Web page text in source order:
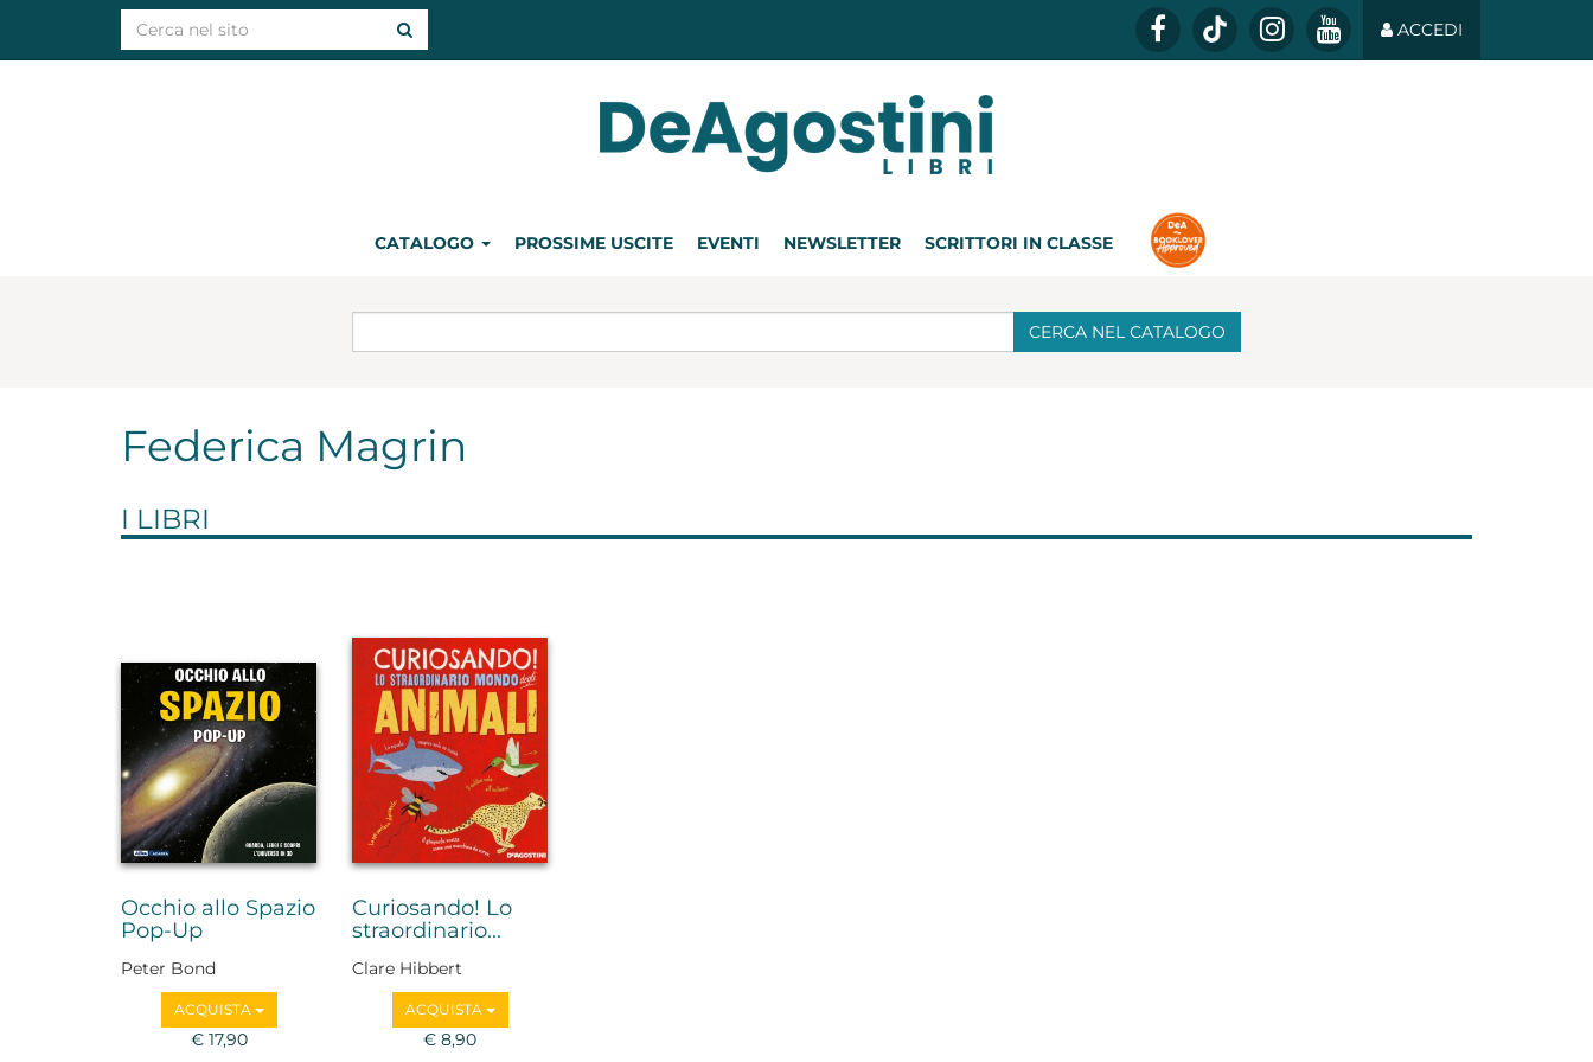
ACCEDI
CATALOGO PROSSIME USCITE EVENTI NEWSLETTER SCRITTORI IN CLASSE
CERCA NEL CATALOGO
Federica Magrin
I LIBRI
Occhio allo Spazio
Pop-Up
Peter Bond
ACQUISTA
€ 17,90
Curiosando! Lo
straordinario...
Clare Hibbert
ACQUISTA
€ 8,90